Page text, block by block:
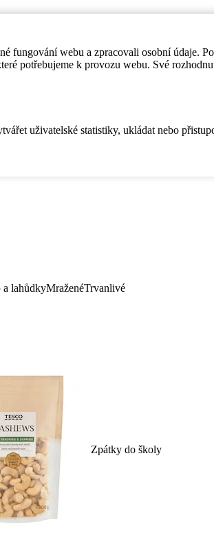
fungování webu a zpracovali osobní údaje.
potřebujeme k provozu webu. Své
uživatelské statistiky, ukládat nebo
a lahůdkyMraženéTrvanlivé
Zpátky do školy